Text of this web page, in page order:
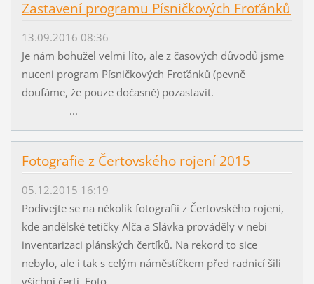
Zastavení programu Písničkových Froťánků
13.09.2016 08:36
Je nám bohužel velmi líto, ale z časových důvodů jsme
nuceni program Písničkových Froťánků (pevně
doufáme, že pouze dočasně) pozastavit.
...
Fotografie z Čertovského rojení 2015
05.12.2015 16:19
Podívejte se na několik fotografií z Čertovského rojení,
kde andělské tetičky Alča a Slávka prováděly v nebi
inventarizaci plánských čertíků. Na rekord to sice
nebylo, ale i tak s celým náměstíčkem před radnicí šili
všichni čerti. Foto...